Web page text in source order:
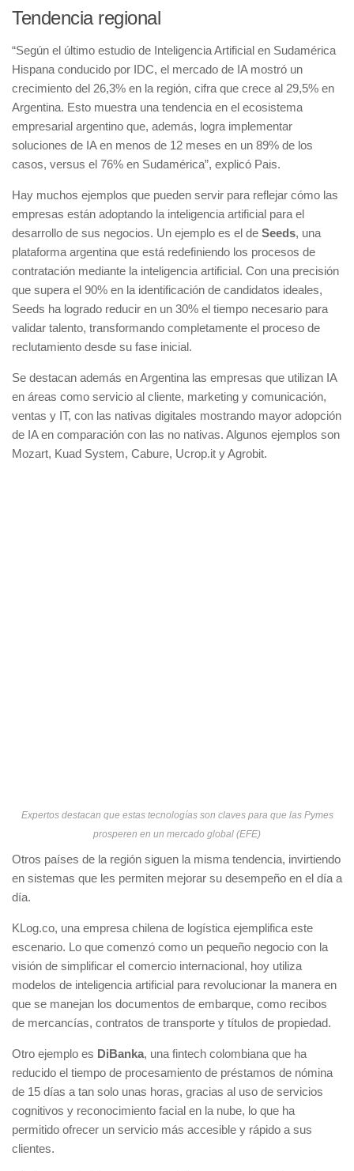
Tendencia regional
“Según el último estudio de Inteligencia Artificial en Sudamérica
Hispana conducido por IDC, el mercado de IA mostró un
crecimiento del 26,3% en la región, cifra que crece al 29,5% en
Argentina. Esto muestra una tendencia en el ecosistema
empresarial argentino que, además, logra implementar
soluciones de IA en menos de 12 meses en un 89% de los
casos, versus el 76% en Sudamérica”, explicó Pais.
Hay muchos ejemplos que pueden servir para reflejar cómo las
empresas están adoptando la inteligencia artificial para el
desarrollo de sus negocios. Un ejemplo es el de Seeds, una
plataforma argentina que está redefiniendo los procesos de
contratación mediante la inteligencia artificial. Con una precisión
que supera el 90% en la identificación de candidatos ideales,
Seeds ha logrado reducir en un 30% el tiempo necesario para
validar talento, transformando completamente el proceso de
reclutamiento desde su fase inicial.
Se destacan además en Argentina las empresas que utilizan IA
en áreas como servicio al cliente, marketing y comunicación,
ventas y IT, con las nativas digitales mostrando mayor adopción
de IA en comparación con las no nativas. Algunos ejemplos son
Mozart, Kuad System, Cabure, Ucrop.it y Agrobit.
Expertos destacan que estas tecnologías son claves para que las Pymes
prosperen en un mercado global (EFE)
Otros países de la región siguen la misma tendencia, invirtiendo
en sistemas que les permiten mejorar su desempeño en el día a
día.
KLog.co, una empresa chilena de logística ejemplifica este
escenario. Lo que comenzó como un pequeño negocio con la
visión de simplificar el comercio internacional, hoy utiliza
modelos de inteligencia artificial para revolucionar la manera en
que se manejan los documentos de embarque, como recibos
de mercancías, contratos de transporte y títulos de propiedad.
Otro ejemplo es DiBanka, una fintech colombiana que ha
reducido el tiempo de procesamiento de préstamos de nómina
de 15 días a tan solo unas horas, gracias al uso de servicios
cognitivos y reconocimiento facial en la nube, lo que ha
permitido ofrecer un servicio más accesible y rápido a sus
clientes.